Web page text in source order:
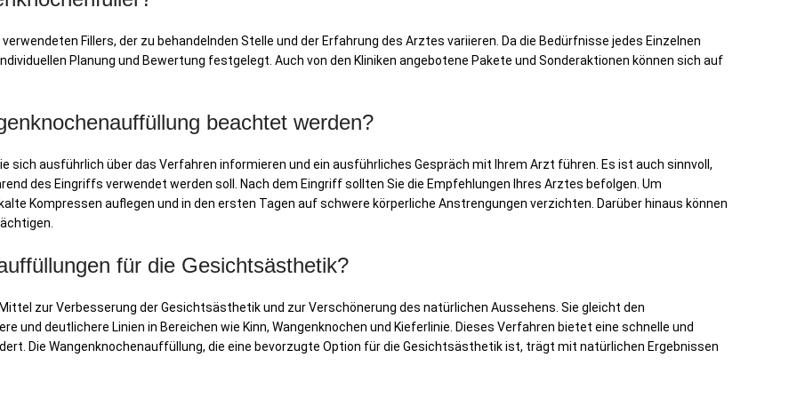
Fillers, der zu behandelnden Stelle und der Erfahrung des Arztes variieren. Da die Bedürfnisse jedes Einzelnen
Planung und Bewertung festgelegt. Auch von den Kliniken angebotene Pakete und Sonderaktionen können sich auf
beachtet werden?
sich ausführlich über das Verfahren informieren und ein ausführliches Gespräch mit Ihrem Arzt führen. Es ist auch sinnvoll,
des Eingriffs verwendet werden soll. Nach dem Eingriff sollten Sie die Empfehlungen Ihres Arztes befolgen. Um
Kompressen auflegen und in den ersten Tagen auf schwere körperliche Anstrengungen verzichten. Darüber hinaus können
für die Gesichtsästhetik?
zur Verbesserung der Gesichtsästhetik und zur Verschönerung des natürlichen Aussehens. Sie gleicht den
deutlichere Linien in Bereichen wie Kinn, Wangenknochen und Kieferlinie. Dieses Verfahren bietet eine schnelle und
Die Wangenknochenauffüllung, die eine bevorzugte Option für die Gesichtsästhetik ist, trägt mit natürlichen Ergebnissen